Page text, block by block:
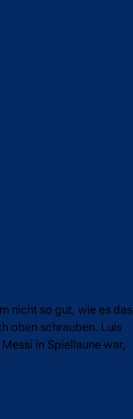
nicht so gut, wie es das
oben schrauben. Luis
in Spiellaune war,